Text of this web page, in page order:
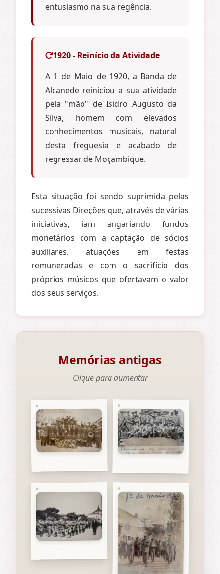
entusiasmo na sua regência.
1920 - Reinício da Atividade
A 1 de Maio de 1920, a Banda de
Alcanede reiniciou a sua atividade
pela "mão" de Isidro Augusto da
Silva, homem com elevados
conhecimentos musicais, natural
desta freguesia e acabado de
regressar de Moçambique.
Esta situação foi sendo suprimida pelas
sucessivas Direções que, através de várias
iniciativas, iam angariando fundos
monetários com a captação de sócios
auxiliares, atuações em festas
remuneradas e com o sacrifício dos
próprios músicos que ofertavam o valor
dos seus serviços.
Memórias antigas
Clique para aumentar